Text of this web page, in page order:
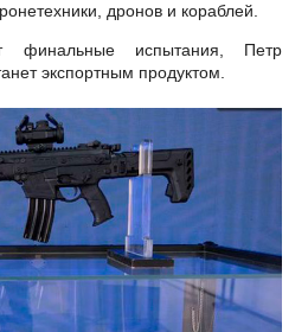
дронов и кораблей.
финальные испытания, Петр
экспортным продуктом.